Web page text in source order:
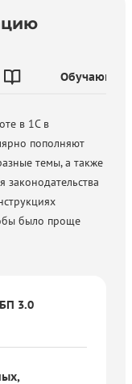
Обучающие
в 1С в
пополняют
темы, а также
законодательства
было проще
3.0